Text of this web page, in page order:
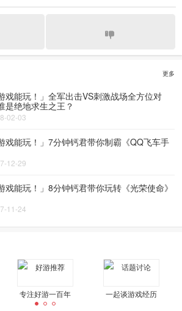
更多
戏能玩！」全军出击VS刺激战场全方位对
是绝地求生之王？
02-03
戏能玩！」7分钟钙君带你制霸《QQ飞车手
12-29
戏能玩！」8分钟钙君带你玩转《光荣使命》
11-24
专注好游一百年 一起谈游戏经历